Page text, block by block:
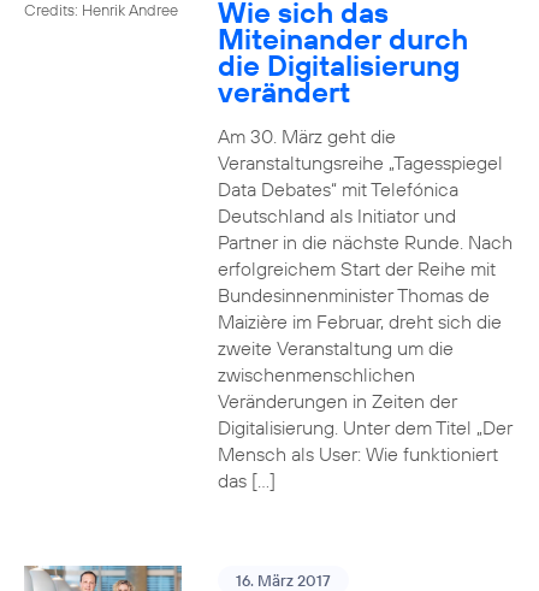
Credits: Henrik Andree Wie sich das
Miteinander durch
die Digitalisierung
verändert
Am 30. März geht die
Veranstaltungsreihe „Tagesspiegel
Data Debates“ mit Telefónica
Deutschland als Initiator und
Partner in die nächste Runde. Nach
erfolgreichem Start der Reihe mit
Bundesinnenminister Thomas de
Maizière im Februar, dreht sich die
zweite Veranstaltung um die
zwischenmenschlichen
Veränderungen in Zeiten der
Digitalisierung. Unter dem Titel „Der
Mensch als User: Wie funktioniert
das […]
16. März 2017